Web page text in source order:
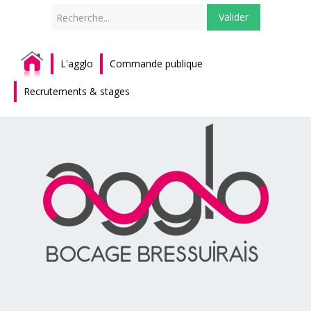
Valider
L'agglo Commande publique
Recrutements & stages